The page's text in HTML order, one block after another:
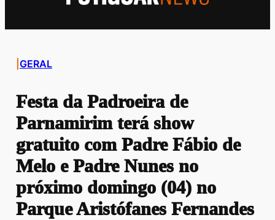
GERAL
Festa da Padroeira de
Parnamirim terá show
gratuito com Padre Fábio de
Melo e Padre Nunes no
próximo domingo (04) no
Parque Aristófanes Fernandes